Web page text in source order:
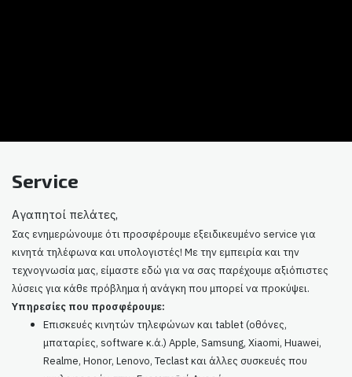
Service
Αγαπητοί πελάτες,
Σας ενημερώνουμε ότι προσφέρουμε εξειδικευμένο service για
κινητά τηλέφωνα και υπολογιστές! Με την εμπειρία και την
τεχνογνωσία μας, είμαστε εδώ για να σας παρέχουμε αξιόπιστες
λύσεις για κάθε πρόβλημα ή ανάγκη που μπορεί να προκύψει.
Υπηρεσίες που προσφέρουμε:
Επισκευές κινητών τηλεφώνων και tablet (οθόνες,
μπαταρίες, software κ.ά.) Apple, Samsung, Xiaomi, Huawei,
Realme, Honor, Lenovo, Teclast και άλλες συσκευές που